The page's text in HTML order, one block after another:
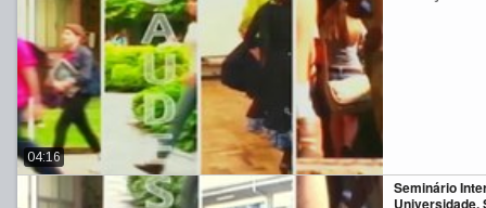
04:16
Seminário
Universidade,